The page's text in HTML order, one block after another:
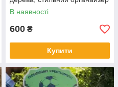
для кухні
В наявності
600 ₴
Купити